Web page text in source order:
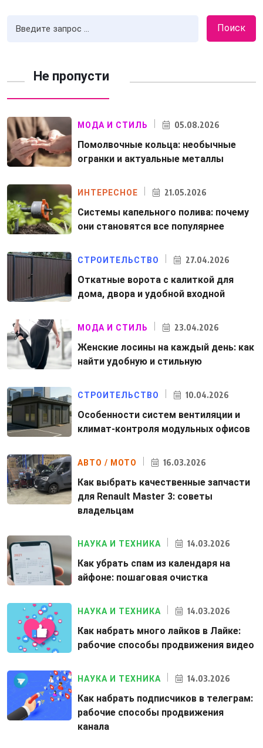
Поиск
Не пропусти
МОДА И СТИЛЬ 05.08.2026
Помолвочные кольца: необычные
огранки и актуальные металлы
ИНТЕРЕСНОЕ 21.05.2026
Системы капельного полива: почему
они становятся все популярнее
СТРОИТЕЛЬСТВО 27.04.2026
Откатные ворота с калиткой для
дома, двора и удобной входной
МОДА И СТИЛЬ 23.04.2026
Женские лосины на каждый день: как
найти удобную и стильную
СТРОИТЕЛЬСТВО 10.04.2026
Особенности систем вентиляции и
климат-контроля модульных офисов
АВТО / МОТО 16.03.2026
Как выбрать качественные запчасти
для Renault Master 3: советы
владельцам
НАУКА И ТЕХНИКА 14.03.2026
Как убрать спам из календаря на
айфоне: пошаговая очистка
НАУКА И ТЕХНИКА 14.03.2026
Как набрать много лайков в Лайке:
рабочие способы продвижения видео
НАУКА И ТЕХНИКА 14.03.2026
Как набрать подписчиков в телеграм:
рабочие способы продвижения
канала